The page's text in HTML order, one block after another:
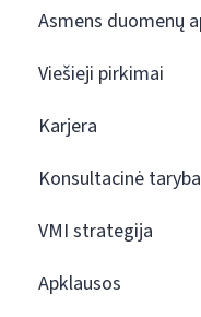
Asmens duomenų
Viešieji pirkimai
Karjera
Konsultacinė taryba
VMI strategija
Apklausos